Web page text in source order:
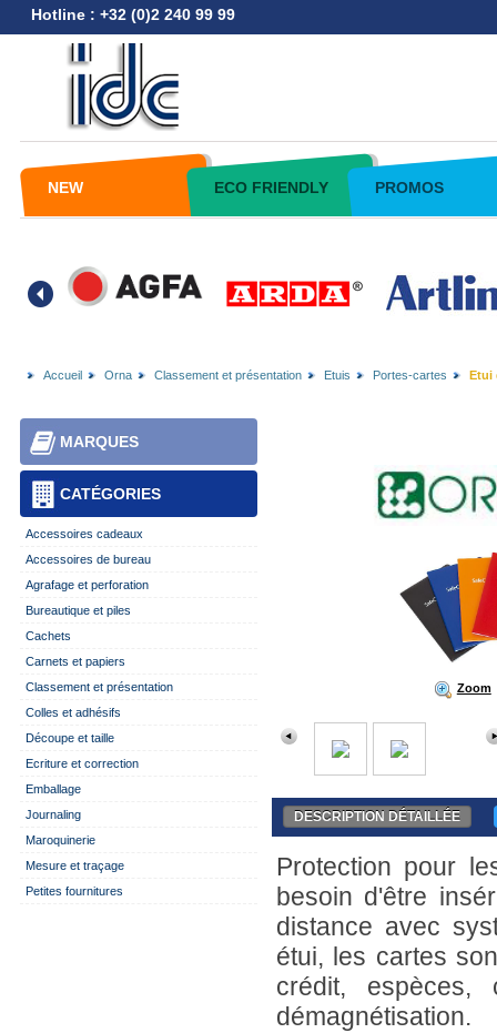
Hotline : +32 (0)2 240 99 99
NEW ECO FRIENDLY PROMOS
Accueil Orna Classement et présentation Etuis Portes-cartes Etui
CATÉGORIES
MARQUES
Accessoires cadeaux
Accessoires de bureau
Agrafage et perforation
Bureautique et piles
Cachets
Carnets et papiers
Classement et présentation
Colles et adhésifs
Découpe et taille
Ecriture et correction
Emballage
Journaling
Maroquinerie
Mesure et traçage
Petites fournitures
Zoom
DESCRIPTION DÉTAILLÉE
Protection pour
besoin d'être
distance avec
étui, les cartes
crédit,
démagnétisation.